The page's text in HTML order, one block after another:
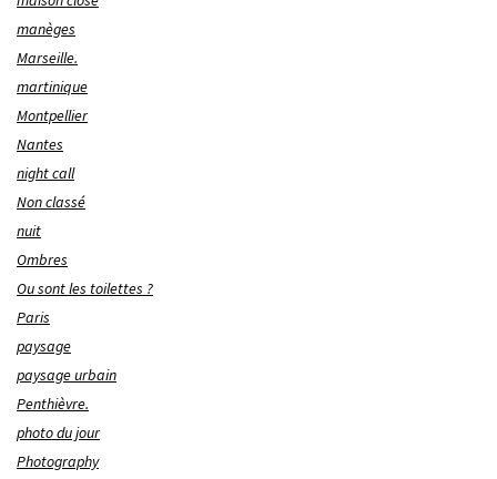
manèges
Marseille.
martinique
Montpellier
Nantes
night call
Non classé
nuit
Ombres
Ou sont les toilettes ?
Paris
paysage
paysage urbain
Penthièvre.
photo du jour
Photography